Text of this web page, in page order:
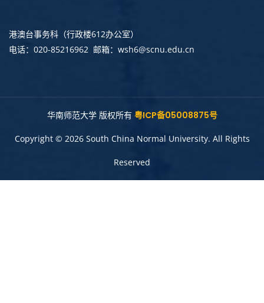
港澳台事务科 （行政楼612办公室）
电话：020-85216962 邮箱：wsh6@scnu.edu.cn
华南师范大学 版权所有 粤ICP备05008875号
Copyright © 2026 South China Normal University. All Rights
Reserved